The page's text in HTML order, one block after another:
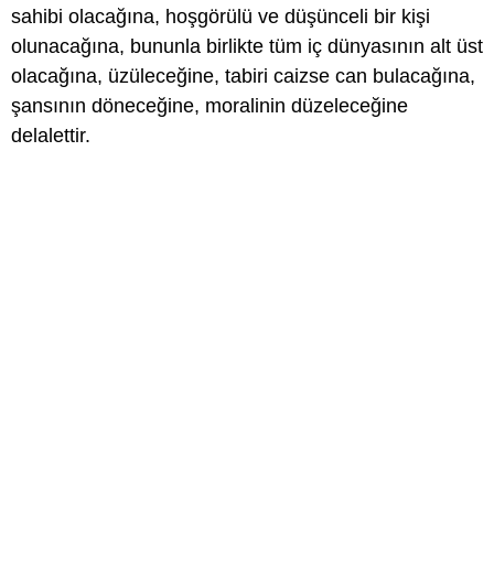
sahibi olacağına, hoşgörülü ve düşünceli bir kişi
olunacağına, bununla birlikte tüm iç dünyasının alt üst
olacağına, üzüleceğine, tabiri caizse can bulacağına,
şansının döneceğine, moralinin düzeleceğine
delalettir.